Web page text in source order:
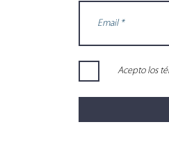
Acepto los